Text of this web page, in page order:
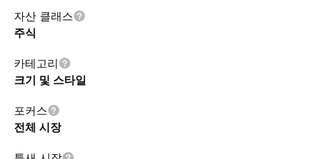
자산 클래스
주식
카테고리
크기 및 스타일
포커스
전체 시장